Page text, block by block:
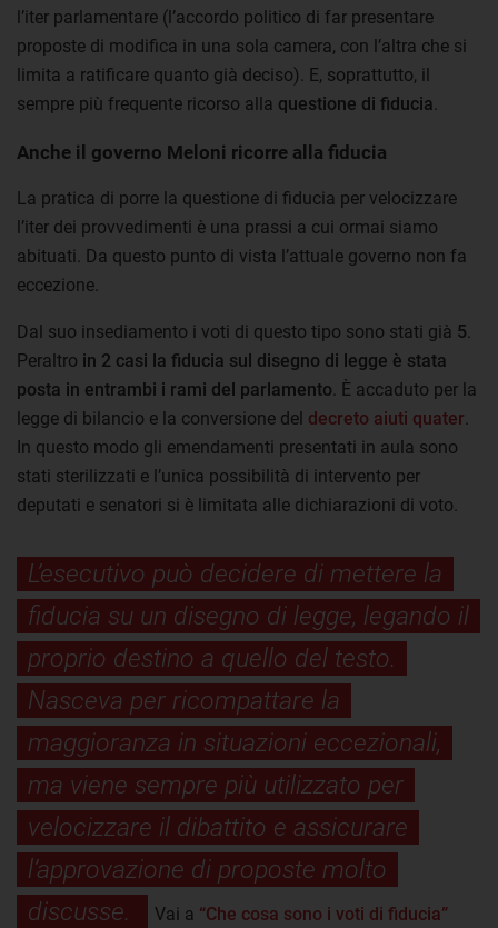
l’iter parlamentare (l’accordo politico di far presentare
proposte di modifica in una sola camera, con l’altra che si
limita a ratificare quanto già deciso). E, soprattutto, il
sempre più frequente ricorso alla questione di fiducia.
Anche il governo Meloni ricorre alla fiducia
La pratica di porre la questione di fiducia per velocizzare
l’iter dei provvedimenti è una prassi a cui ormai siamo
abituati. Da questo punto di vista l’attuale governo non fa
eccezione.
Dal suo insediamento i voti di questo tipo sono stati già 5.
Peraltro in 2 casi la fiducia sul disegno di legge è stata
posta in entrambi i rami del parlamento. È accaduto per la
legge di bilancio e la conversione del decreto aiuti quater.
In questo modo gli emendamenti presentati in aula sono
stati sterilizzati e l’unica possibilità di intervento per
deputati e senatori si è limitata alle dichiarazioni di voto.
L’esecutivo può decidere di mettere la
fiducia su un disegno di legge, legando il
proprio destino a quello del testo.
Nasceva per ricompattare la
maggioranza in situazioni eccezionali,
ma viene sempre più utilizzato per
velocizzare il dibattito e assicurare
l’approvazione di proposte molto
discusse.
Vai a “Che cosa sono i voti di fiducia”